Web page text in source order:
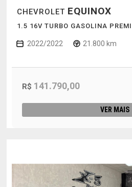
CHEVROLET EQUINOX
1.5 16V TURBO GASOLINA
2022/2022 21.800 km
R$ 141.790,00
VER MAIS